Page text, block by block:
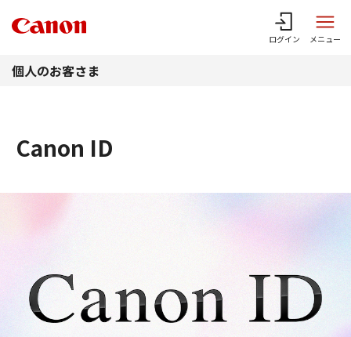
ログイン メニュー
個人のお客さま
Canon ID